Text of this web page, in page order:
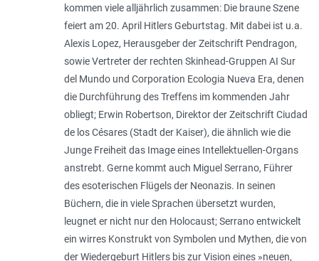
kommen viele alljährlich zusammen: Die braune Szene
feiert am 20. April Hitlers Geburtstag. Mit dabei ist u.a.
Alexis Lopez, Herausgeber der Zeitschrift Pendragon,
sowie Vertreter der rechten Skinhead-Gruppen AI Sur
del Mundo und Corporation Ecologia Nueva Era, denen
die Durchführung des Treffens im kommenden Jahr
obliegt; Erwin Robertson, Direktor der Zeitschrift Ciudad
de los Césares (Stadt der Kaiser), die ähnlich wie die
Junge Freiheit das Image eines Intellektuellen-Organs
anstrebt. Gerne kommt auch Miguel Serrano, Führer
des esoterischen Flügels der Neonazis. In seinen
Büchern, die in viele Sprachen übersetzt wurden,
leugnet er nicht nur den Holocaust; Serrano entwickelt
ein wirres Konstrukt von Symbolen und Mythen, die von
der Wiedergeburt Hitlers bis zur Vision eines »neuen,